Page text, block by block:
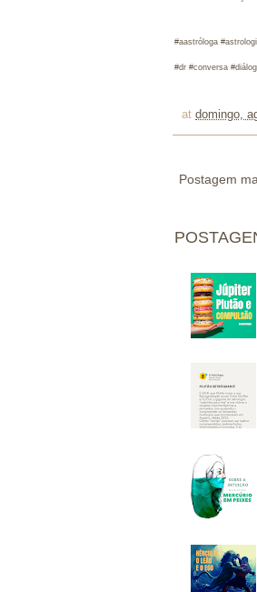
#aastróloga #ast
#dr #conversa
at domingo,
Postagem